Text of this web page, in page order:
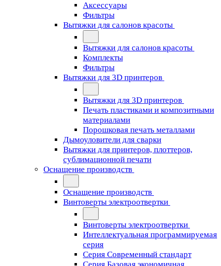
Аксессуары
Фильтры
Вытяжки для салонов красоты
Вытяжки для салонов красоты
Комплекты
Фильтры
Вытяжки для 3D принтеров
Вытяжки для 3D принтеров
Печать пластиками и композитными
материалами
Порошковая печать металлами
Дымоуловители для сварки
Вытяжки для принтеров, плоттеров,
сублимационной печати
Оснащение производств
Оснащение производств
Винтоверты электроотвертки
Винтоверты электроотвертки
Интеллектуальная программируемая
серия
Серия Современный стандарт
Серия Базовая экономичная